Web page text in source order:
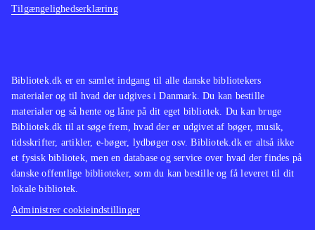
Bibliotek.dk er en samlet indgang til alle danske bibliotekers
materialer og til hvad der udgives i Danmark. Du kan bestille
materialer og så hente og låne på dit eget bibliotek. Du kan bruge
Bibliotek.dk til at søge frem, hvad der er udgivet af bøger, musik,
tidsskrifter, artikler, e-bøger, lydbøger osv. Bibliotek.dk er altså ikke
et fysisk bibliotek, men en database og service over hvad der findes på
danske offentlige biblioteker, som du kan bestille og få leveret til dit
lokale bibliotek.
Administrer cookieindstillinger
Tilgængelighedserklæring